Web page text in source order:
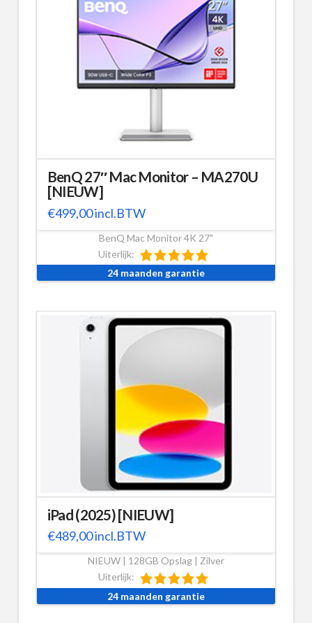
BenQ 27″ Mac Monitor – MA270U
[NIEUW]
€499,00incl.BTW
BenQ Mac Monitor 4K 27"
Uiterlijk:
24 maanden garantie
iPad (2025) [NIEUW]
€489,00incl.BTW
NIEUW | 128GB Opslag | Zilver
Uiterlijk:
24 maanden garantie